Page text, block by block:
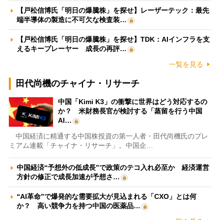
【戸松信博氏「明日の爆騰株」を探せ】レーザーテック：最先
端半導体の製造に不可欠な検査装…
【戸松信博氏「明日の爆騰株」を探せ】TDK：AIインフラを支
えるキープレーヤー 成長の再評…
一覧を見る
田代尚機のチャイナ・リサーチ
中国「Kimi K3」の衝撃に世界はどう対応するの
か？ 米財務長官が検討する「蒸留を行う中国
AI…
中国経済に精通する中国株投資の第一人者・田代尚機氏のプレ
ミアム連載「チャイナ・リサーチ」。中国企…
中国経済“予想外の低成長”で政策のテコ入れ必至か 経済運営
方針の修正で成長加速が予想さ…
“AI革命”で爆発的な需要拡大が見込まれる「CXO」とは何
か？ 高い競争力を持つ中国の医薬品…